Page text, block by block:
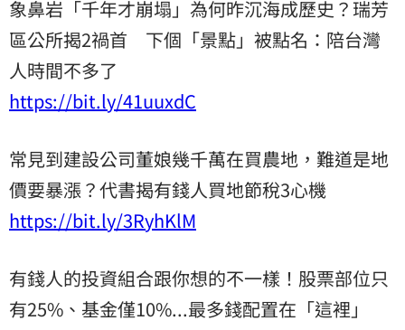
象鼻岩「千年才崩塌」為何昨沉海成歷史？瑞芳
區公所揭2禍首 下個「景點」被點名：陪台灣
人時間不多了
https://bit.ly/41uuxdC
常見到建設公司董娘幾千萬在買農地，難道是地
價要暴漲？代書揭有錢人買地節稅3心機
https://bit.ly/3RyhKlM
有錢人的投資組合跟你想的不一樣！股票部位只
有25%、基金僅10%...最多錢配置在「這裡」